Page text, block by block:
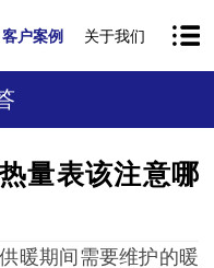
客户案例 关于我们
量表该注意哪
暖期间需要维护的暖